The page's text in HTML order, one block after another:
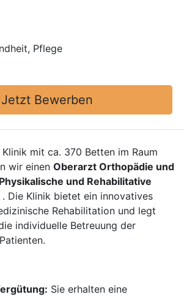
Pflege
Jetzt Bewerben
mit ca. 370 Betten im Raum
wir einen Oberarzt Orthopädie und
und Rehabilitative
. Die Klinik bietet ein innovatives
Rehabilitation und legt
individuelle Betreuung der
Sie erhalten eine